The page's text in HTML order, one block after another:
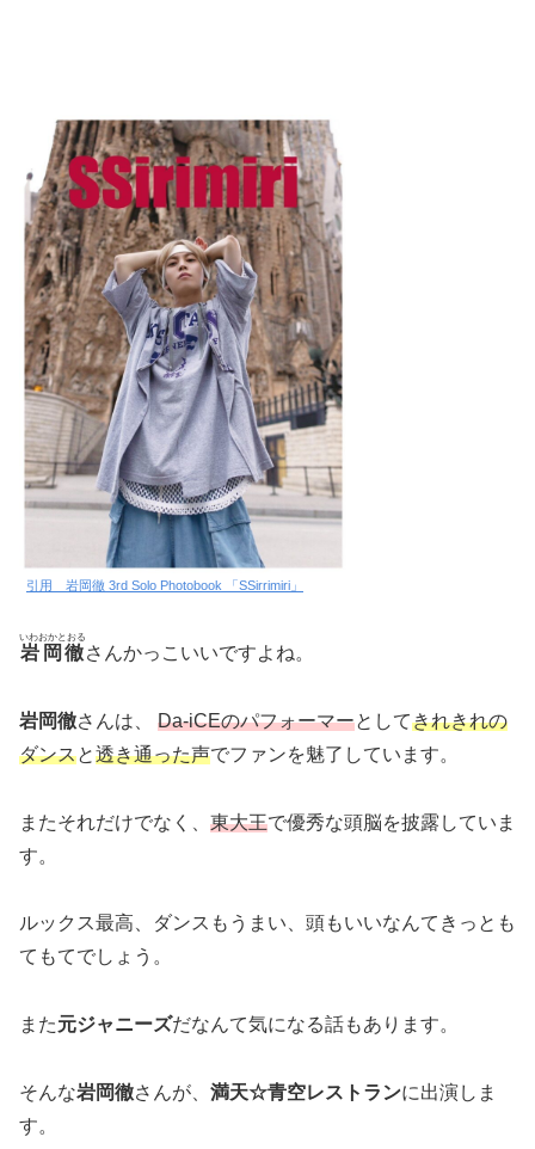
引用 岩岡徹 3rd Solo Photobook 「SSirrimiri」
岩岡徹
いわおかとおる
さんかっこいいですよね。
岩岡徹さんは、 Da-iCEのパフォーマーとしてきれきれの
ダンスと透き通った声でファンを魅了しています。
またそれだけでなく、 東大王で優秀な頭脳を披露していま
す。
ルックス最高、ダンスもうまい、頭もいいなんてきっとも
てもてでしょう。
また元ジャニーズだなんて気になる話もあります。
そんな岩岡徹さんが、 満天☆青空レストランに出演しま
す。